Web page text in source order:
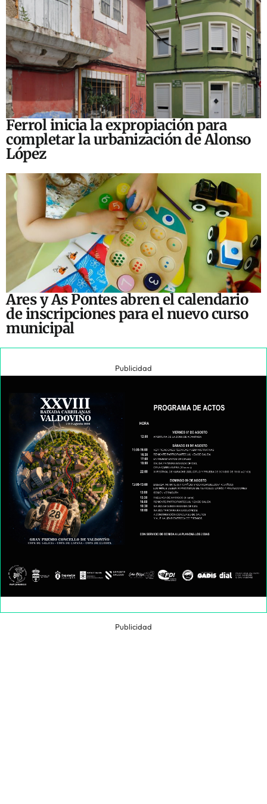
Ferrol inicia la expropiación para
completar la urbanización de Alonso
López
Ares y As Pontes abren el calendario
de inscripciones para el nuevo curso
municipal
Publicidad
Publicidad